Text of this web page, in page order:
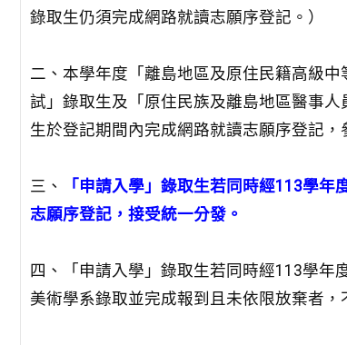
錄取生仍須完成網路就讀志願序登記。）
二、本學年度「離島地區及原住民籍高級
試」錄取生及「原住民族及離島地區醫事
生於登記期間內完成網路就讀志願序登記
三、
「申請入學」錄取生若同時經113學
志願序登記，接受統一分發。
四、「申請入學」錄取生若同時經113學年
美術學系錄取並完成報到且未依限放棄者